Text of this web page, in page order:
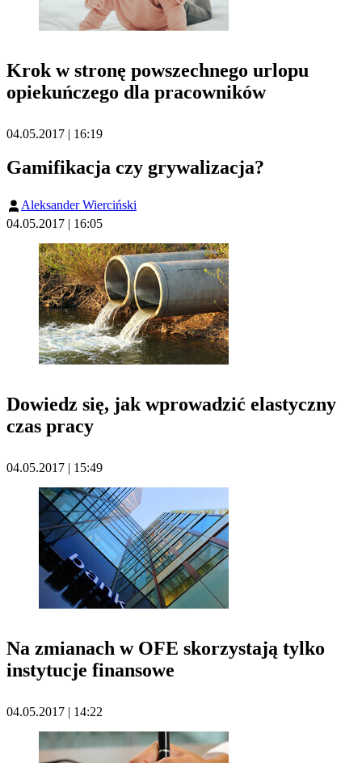
Krok w stronę powszechnego urlopu
opiekuńczego dla pracowników
04.05.2017 | 16:19
Gamifikacja czy grywalizacja?
Aleksander Wierciński
04.05.2017 | 16:05
Dowiedz się, jak wprowadzić elastyczny
czas pracy
04.05.2017 | 15:49
Na zmianach w OFE skorzystają tylko
instytucje finansowe
04.05.2017 | 14:22